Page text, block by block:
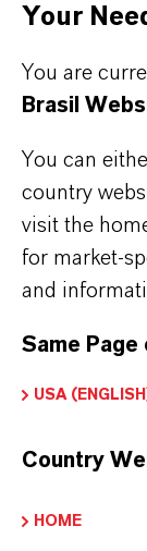
(Número
11-4
SINÔNIMOS
Your
You are
Brasil
You can
country
visit the
for market-
and
Same
USA
Country
HOME